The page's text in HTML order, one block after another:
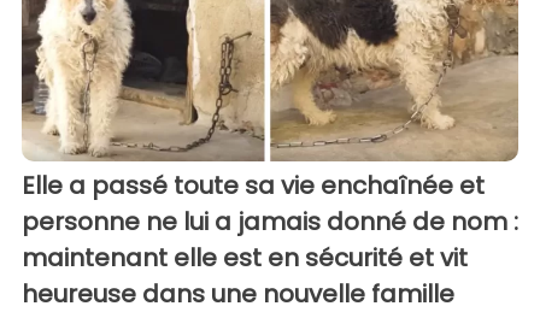
Elle a passé toute sa vie enchaînée et
personne ne lui a jamais donné de nom :
maintenant elle est en sécurité et vit
heureuse dans une nouvelle famille